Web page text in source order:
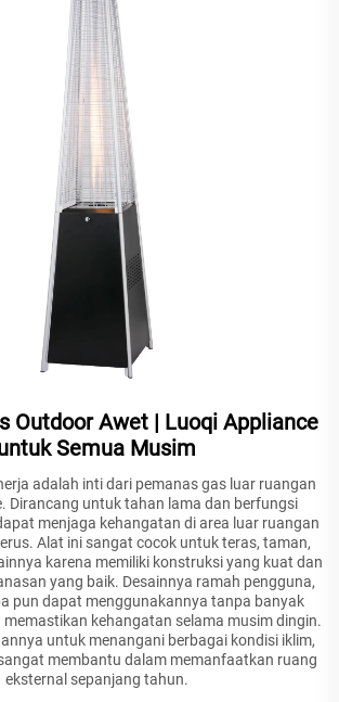
Outdoor Awet | Luoqi Appliance
Semua Musim
adalah inti dari pemanas gas luar ruangan
Dirancang untuk tahan lama dan berfungsi
menjaga kehangatan di area luar ruangan
Alat ini sangat cocok untuk teras, taman,
karena memiliki konstruksi yang kuat dan
yang baik. Desainnya ramah pengguna,
pun dapat menggunakannya tanpa banyak
memastikan kehangatan selama musim dingin.
untuk menangani berbagai kondisi iklim,
membantu dalam memanfaatkan ruang
eksternal sepanjang tahun.